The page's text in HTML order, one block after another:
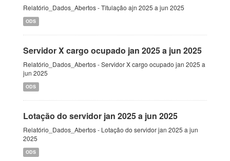
Relatório_Dados_Abertos - Titulação ajn 2025 a jun 2025
ODS
Servidor X cargo ocupado jan 2025 a jun 2025
Relatório_Dados_Abertos - Servidor X cargo ocupado jan 2025 a
jun 2025
ODS
Lotação do servidor jan 2025 a jun 2025
Relatório_Dados_Abertos - Lotação do servidor jan 2025 a jun
2025
ODS